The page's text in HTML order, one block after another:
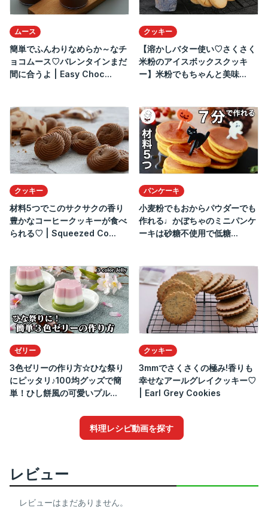
ムース
簡単でふんわりなめらか～なチ
ョコムース♡バレンタインまだ
間に合うよ | Easy Choc...
クッキー
【溶かしバター使い♡さくさく
米粉のアイスボックスクッキ
ー】米粉でもちゃんと美味...
クッキー
材料5つでこのサクサクの香り
豊かなコーヒークッキーが食べ
られる♡ | Squeezed Co...
パンケーキ
小麦粉でもおからパウダーでも
作れる♩かぼちゃのミニパンケ
ーキは砂糖不使用で低糖...
ゼリー
3色ゼリーの作り方☆ひな祭り
にピッタリ♪100均グッズで簡
単！ひし餅風の可愛いプル...
クッキー
3mmでさくさくの極み!香りも
幸せなアールグレイクッキー♡
| Earl Grey Cookies
料理レシピ動画を探す
レビュー
レビューはまだありません。